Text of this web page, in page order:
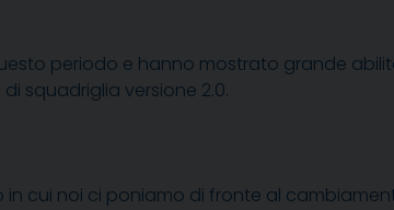
periodo e hanno mostrato grande
squadriglia versione 2.0.
cui noi ci poniamo di fronte al